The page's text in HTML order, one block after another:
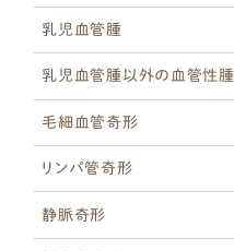
乳児血管腫
乳児血管腫以外の血管性
毛細血管奇形
リンパ管奇形
静脈奇形